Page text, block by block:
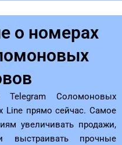
о номерах
Соломоновых
Line прямо сейчас. Самое
увеличивать продажи,
выстраивать прочные